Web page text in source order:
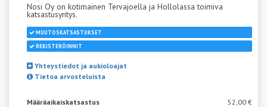
Nosi Oy on kotimainen Tervajoella ja Hollolassa toimiva
katsastusyritys.
MUUTOSKATSASTUKSET
REKISTERÖINNIT
Yhteystiedot ja aukioloajat
Tietoa arvosteluista
Määräaikaiskatsastus
52,00 €